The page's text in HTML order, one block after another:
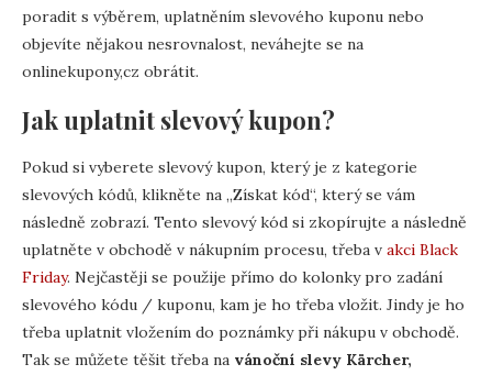
poradit s výběrem, uplatněním slevového kuponu nebo
objevíte nějakou nesrovnalost, neváhejte se na
onlinekupony,cz obrátit.
Jak uplatnit slevový kupon?
Pokud si vyberete slevový kupon, který je z kategorie
slevových kódů, klikněte na „Získat kód“, který se vám
následně zobrazí. Tento slevový kód si zkopírujte a následně
uplatněte v obchodě v nákupním procesu, třeba v akci Black
Friday. Nejčastěji se použije přímo do kolonky pro zadání
slevového kódu / kuponu, kam je ho třeba vložit. Jindy je ho
třeba uplatnit vložením do poznámky při nákupu v obchodě.
Tak se můžete těšit třeba na vánoční slevy Kärcher,